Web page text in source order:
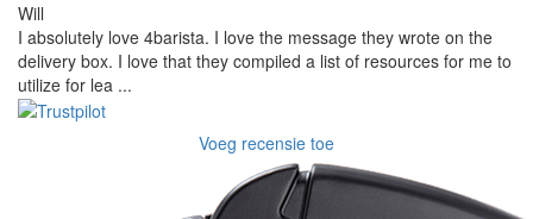
Will
I absolutely love 4barista. I love the message they wrote on the
delivery box. I love that they compiled a list of resources for me to
utilize for lea ...
Voeg recensie toe